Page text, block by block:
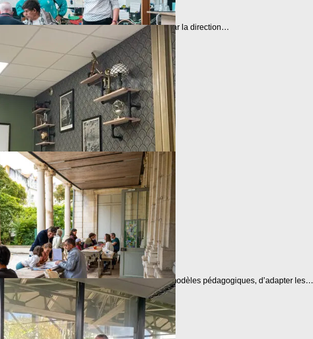
organisé jeudi 13 novembre dernier par la direction…
et plusieurs sites du territoire ont vibré…
disponibles…
de l’Université d’expérimenter de nouveaux modèles pédagogiques, d’adapter les…